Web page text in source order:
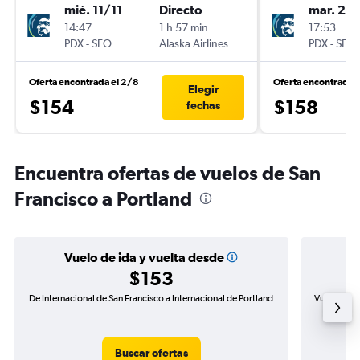
mié. 11/11
14:47
PDX-SFO
Directo
1 h 57 min
Alaska Airlines
Oferta encontrada el 2/8
$154
Elegir
fechas
mar.
17:53
PDX-SFO
Oferta encontrada
$158
Encuentra ofertas de vuelos de San
Francisco a Portland
Vuelo de ida y vuelta desde
$153
De Internacional de San Francisco a Internacional de Portland
Buscar ofertas
Vuelo de